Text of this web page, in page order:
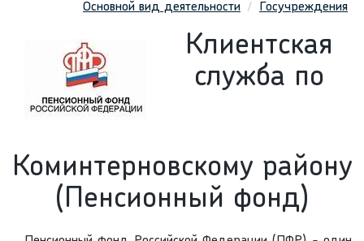
Основной вид деятельности Госучреждения
Клиентская
служба по
Коминтерновскому району
(Пенсионный фонд)